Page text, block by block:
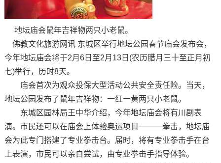
地坛庙会鼠年吉祥物两只小老鼠。
佛教文化旅游网讯 东城区举行地坛公园春节庙会发布会，
今年地坛庙会将于2月6日至2月13日(农历腊月三十至正月初
七)举行，历时8天。
庙会首次为观众投保大型活动公共安全责任险。当天，
地坛公园发布了鼠年吉祥物：一红一黄两只小老鼠。
东城区园林局王中华介绍，今年地坛庙会将有川剧表
演。市民还可以在庙会上体验奥运项目———拳击，地坛庙
会为此专门搭建了专业拳击台。届时，将有专业拳击手在台
上表演，市民可以亲自尝试，由专业拳击手指导体验。